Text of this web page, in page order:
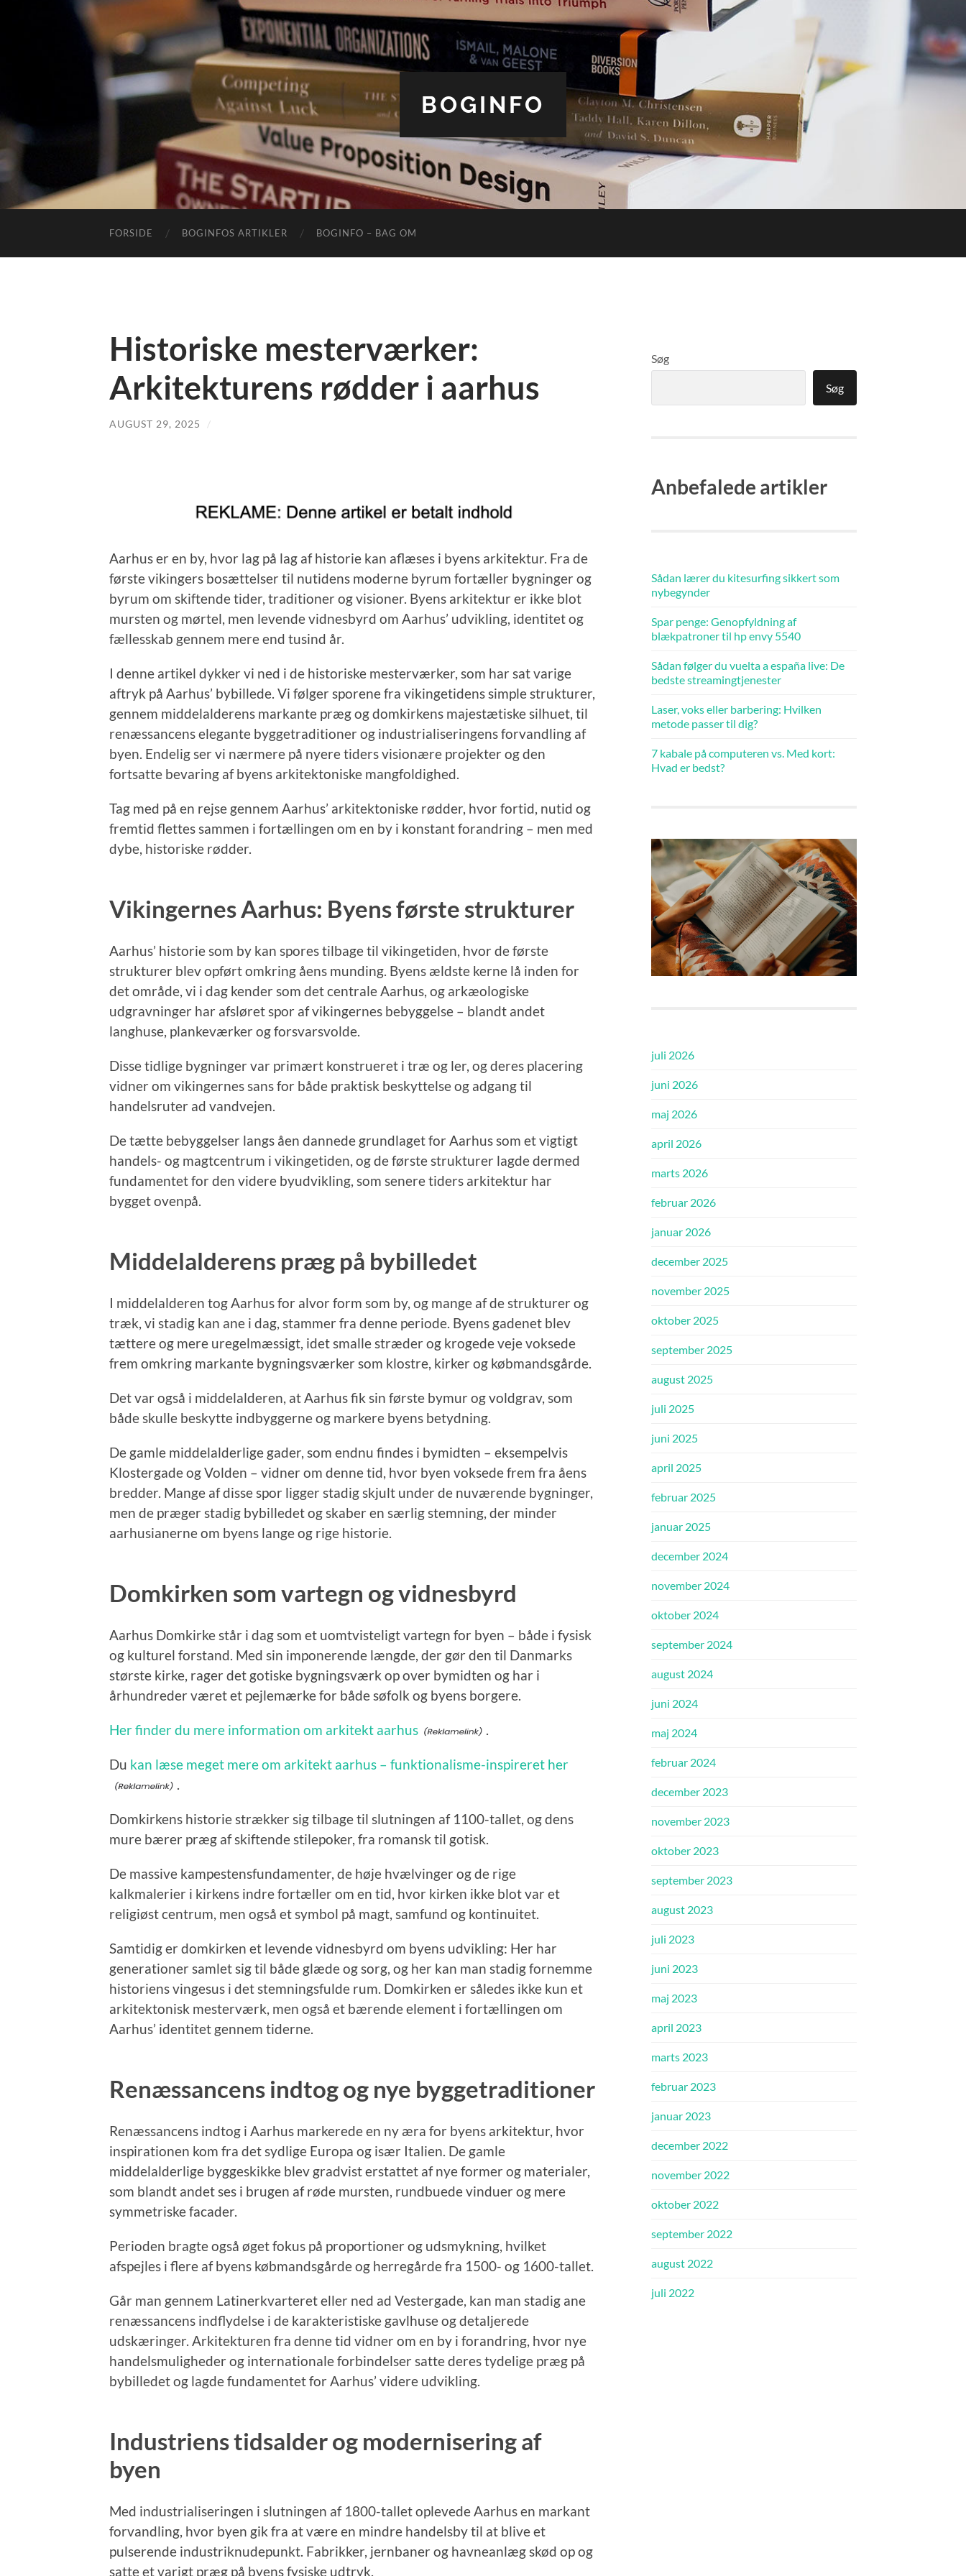
BOGINFO
FORSIDE BOGINFOS ARTIKLER BOGINFO – BAG OM
Historiske mesterværker:
Arkitekturens rødder i aarhus
AUGUST 29, 2025 /
Aarhus er en by, hvor lag på lag af historie kan aflæses i byens arkitektur. Fra de
første vikingers bosættelser til nutidens moderne byrum fortæller bygninger og
byrum om skiftende tider, traditioner og visioner. Byens arkitektur er ikke blot
mursten og mørtel, men levende vidnesbyrd om Aarhus’ udvikling, identitet og
fællesskab gennem mere end tusind år.
I denne artikel dykker vi ned i de historiske mesterværker, som har sat varige
aftryk på Aarhus’ bybillede. Vi følger sporene fra vikingetidens simple strukturer,
gennem middelalderens markante præg og domkirkens majestætiske silhuet, til
renæssancens elegante byggetraditioner og industrialiseringens forvandling af
byen. Endelig ser vi nærmere på nyere tiders visionære projekter og den
fortsatte bevaring af byens arkitektoniske mangfoldighed.
Tag med på en rejse gennem Aarhus’ arkitektoniske rødder, hvor fortid, nutid og
fremtid flettes sammen i fortællingen om en by i konstant forandring – men med
dybe, historiske rødder.
Vikingernes Aarhus: Byens første strukturer
Aarhus’ historie som by kan spores tilbage til vikingetiden, hvor de første
strukturer blev opført omkring åens munding. Byens ældste kerne lå inden for
det område, vi i dag kender som det centrale Aarhus, og arkæologiske
udgravninger har afsløret spor af vikingernes bebyggelse – blandt andet
langhuse, plankeværker og forsvarsvolde.
Disse tidlige bygninger var primært konstrueret i træ og ler, og deres placering
vidner om vikingernes sans for både praktisk beskyttelse og adgang til
handelsruter ad vandvejen.
De tætte bebyggelser langs åen dannede grundlaget for Aarhus som et vigtigt
handels- og magtcentrum i vikingetiden, og de første strukturer lagde dermed
fundamentet for den videre byudvikling, som senere tiders arkitektur har
bygget ovenpå.
Middelalderens præg på bybilledet
I middelalderen tog Aarhus for alvor form som by, og mange af de strukturer og
træk, vi stadig kan ane i dag, stammer fra denne periode. Byens gadenet blev
tættere og mere uregelmæssigt, idet smalle stræder og krogede veje voksede
frem omkring markante bygningsværker som klostre, kirker og købmandsgårde.
Det var også i middelalderen, at Aarhus fik sin første bymur og voldgrav, som
både skulle beskytte indbyggerne og markere byens betydning.
De gamle middelalderlige gader, som endnu findes i bymidten – eksempelvis
Klostergade og Volden – vidner om denne tid, hvor byen voksede frem fra åens
bredder. Mange af disse spor ligger stadig skjult under de nuværende bygninger,
men de præger stadig bybilledet og skaber en særlig stemning, der minder
aarhusianerne om byens lange og rige historie.
Domkirken som vartegn og vidnesbyrd
Aarhus Domkirke står i dag som et uomtvisteligt vartegn for byen – både i fysisk
og kulturel forstand. Med sin imponerende længde, der gør den til Danmarks
største kirke, rager det gotiske bygningsværk op over bymidten og har i
århundreder været et pejlemærke for både søfolk og byens borgere.
Her finder du mere information om arkitekt aarhus
Du kan læse meget mere om arkitekt aarhus – funktionalisme-inspireret her
Domkirkens historie strækker sig tilbage til slutningen af 1100-tallet, og dens
mure bærer præg af skiftende stilepoker, fra romansk til gotisk.
De massive kampestensfundamenter, de høje hvælvinger og de rige
kalkmalerier i kirkens indre fortæller om en tid, hvor kirken ikke blot var et
religiøst centrum, men også et symbol på magt, samfund og kontinuitet.
Samtidig er domkirken et levende vidnesbyrd om byens udvikling: Her har
generationer samlet sig til både glæde og sorg, og her kan man stadig fornemme
historiens vingesus i det stemningsfulde rum. Domkirken er således ikke kun et
arkitektonisk mesterværk, men også et bærende element i fortællingen om
Aarhus’ identitet gennem tiderne.
Renæssancens indtog og nye byggetraditioner
Renæssancens indtog i Aarhus markerede en ny æra for byens arkitektur, hvor
inspirationen kom fra det sydlige Europa og især Italien. De gamle
middelalderlige byggeskikke blev gradvist erstattet af nye former og materialer,
som blandt andet ses i brugen af røde mursten, rundbuede vinduer og mere
symmetriske facader.
Perioden bragte også øget fokus på proportioner og udsmykning, hvilket
afspejles i flere af byens købmandsgårde og herregårde fra 1500- og 1600-tallet.
Går man gennem Latinerkvarteret eller ned ad Vestergade, kan man stadig ane
renæssancens indflydelse i de karakteristiske gavlhuse og detaljerede
udskæringer. Arkitekturen fra denne tid vidner om en by i forandring, hvor nye
handelsmuligheder og internationale forbindelser satte deres tydelige præg på
bybilledet og lagde fundamentet for Aarhus’ videre udvikling.
Industriens tidsalder og modernisering af
byen
Med industrialiseringen i slutningen af 1800-tallet oplevede Aarhus en markant
forvandling, hvor byen gik fra at være en mindre handelsby til at blive et
pulserende industriknudepunkt. Fabrikker, jernbaner og havneanlæg skød op og
satte et varigt præg på byens fysiske udtryk.
Søg
Søg
Anbefalede artikler
Sådan lærer du kitesurfing sikkert som
nybegynder
Spar penge: Genopfyldning af
blækpatroner til hp envy 5540
Sådan følger du vuelta a españa live: De
bedste streamingtjenester
Laser, voks eller barbering: Hvilken
metode passer til dig?
7 kabale på computeren vs. Med kort:
Hvad er bedst?
juli 2026
juni 2026
maj 2026
april 2026
marts 2026
februar 2026
januar 2026
december 2025
november 2025
oktober 2025
september 2025
august 2025
juli 2025
juni 2025
april 2025
februar 2025
januar 2025
december 2024
november 2024
oktober 2024
september 2024
august 2024
juni 2024
maj 2024
februar 2024
december 2023
november 2023
oktober 2023
september 2023
august 2023
juli 2023
juni 2023
maj 2023
april 2023
marts 2023
februar 2023
januar 2023
december 2022
november 2022
oktober 2022
september 2022
august 2022
juli 2022